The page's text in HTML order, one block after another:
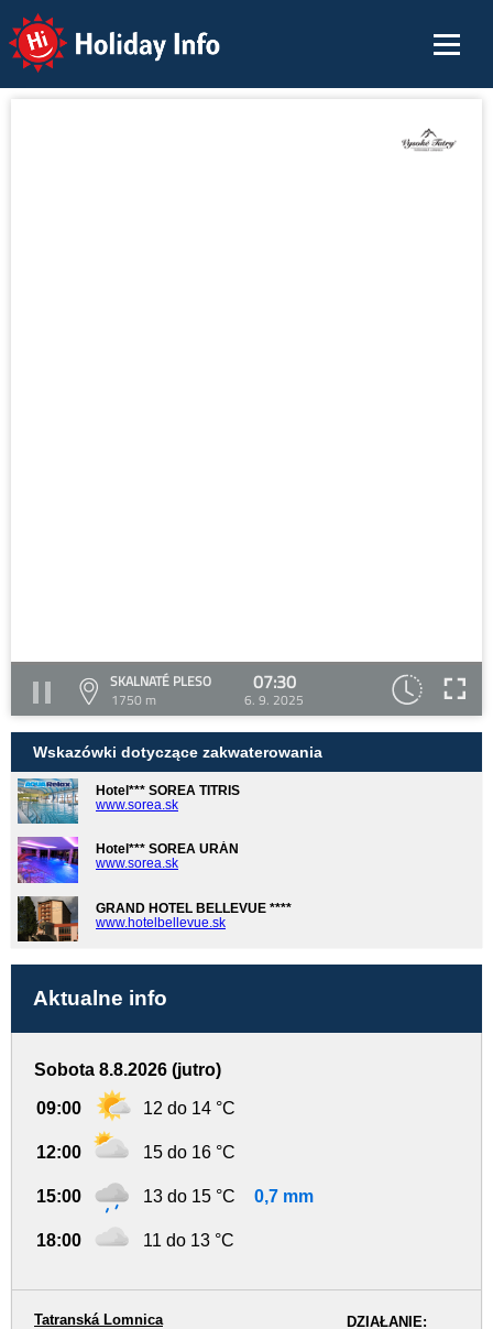
Holiday Info
SKALNATÉ PLESO
1750 m
07:30
6. 9. 2025
Wskazówki dotyczące zakwaterowania
Hotel*** SOREA TITRIS
www.sorea.sk
Hotel*** SOREA URÁN
www.sorea.sk
GRAND HOTEL BELLEVUE ****
www.hotelbellevue.sk
Aktualne info
Sobota 8.8.2026 (jutro)
09:00 12 do 14 °C
12:00 15 do 16 °C
15:00 13 do 15 °C 0,7 mm
18:00 11 do 13 °C
DZIAŁANIE:
Tatranská Lomnica